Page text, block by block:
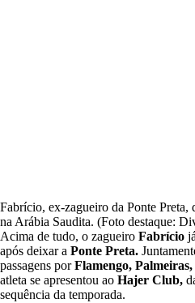
Fabrício, ex-zagueiro da Ponte Preta,
na Arábia Saudita. (Foto destaque:
Acima de tudo, o zagueiro Fabrício
após deixar a Ponte Preta.
passagens porFlamengo,
atleta se apresentou ao Hajer Club,
sequência da temporada.